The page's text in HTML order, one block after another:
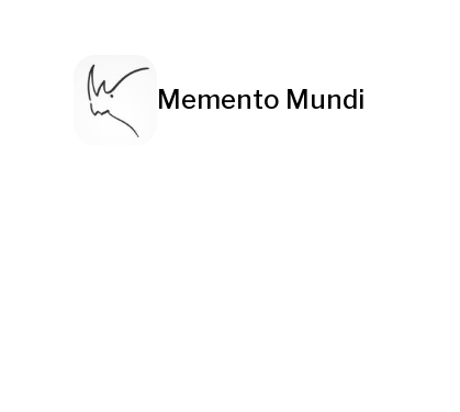
Memento Mundi